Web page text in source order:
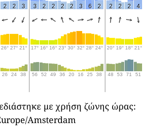
2 2 3 3 2 2 2 2 3 6 2 2 2 2 4
26° 27° 21° 17° 16° 16° 23° 30° 32° 28° 24° 20° 19° 18° 21°
26 24 38 56 52 49 36 20 16 25 38 48 53 71 51
με χρήση ζώνης ώρας:
Amsterdam